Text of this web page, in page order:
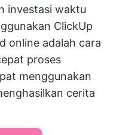
investasi waktu
ClickUp
online adalah cara
proses
menggunakan
cerita